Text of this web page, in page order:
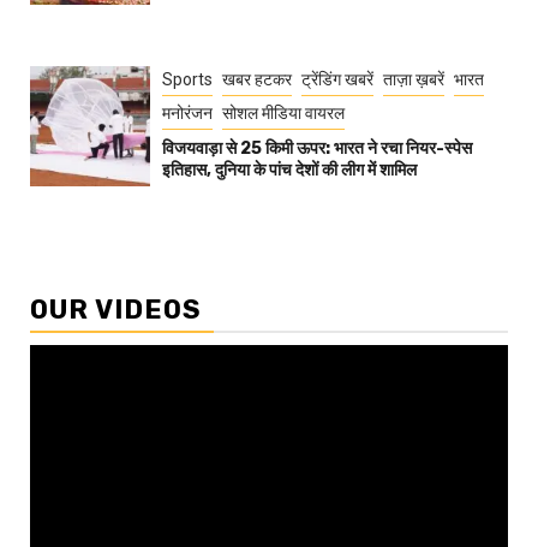
Sports खबर हटकर ट्रेंडिंग खबरें ताज़ा ख़बरें भारत
मनोरंजन सोशल मीडिया वायरल
विजयवाड़ा से 25 किमी ऊपर: भारत ने रचा नियर-स्पेस
इतिहास, दुनिया के पांच देशों की लीग में शामिल
OUR VIDEOS